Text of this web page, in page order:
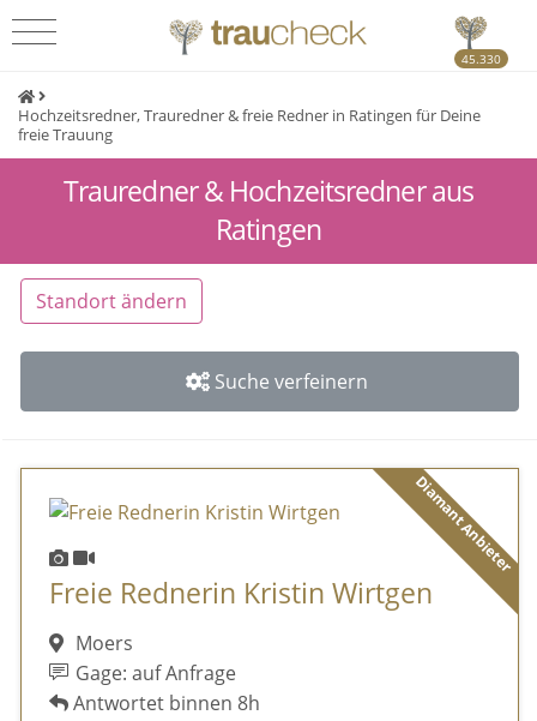
45.330
Hochzeitsredner, Trauredner & freie Redner in Ratingen für Deine
freie Trauung
Trauredner & Hochzeitsredner aus
Ratingen
Standort ändern
Suche verfeinern
Diamant Anbieter
Freie Rednerin Kristin Wirtgen
Moers
Gage: auf Anfrage
Antwortet binnen 8h